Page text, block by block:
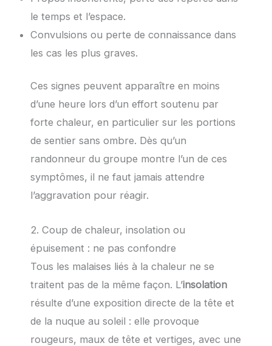
le temps et l’espace.
Convulsions ou perte de connaissance dans
les cas les plus graves.
Ces signes peuvent apparaître en moins
d’une heure lors d’un effort soutenu par
forte chaleur, en particulier sur les portions
de sentier sans ombre. Dès qu’un
randonneur du groupe montre l’un de ces
symptômes, il ne faut jamais attendre
l’aggravation pour réagir.
2. Coup de chaleur, insolation ou
épuisement : ne pas confondre
Tous les malaises liés à la chaleur ne se
traitent pas de la même façon. L’insolation
résulte d’une exposition directe de la tête et
de la nuque au soleil : elle provoque
rougeurs, maux de tête et vertiges, avec une